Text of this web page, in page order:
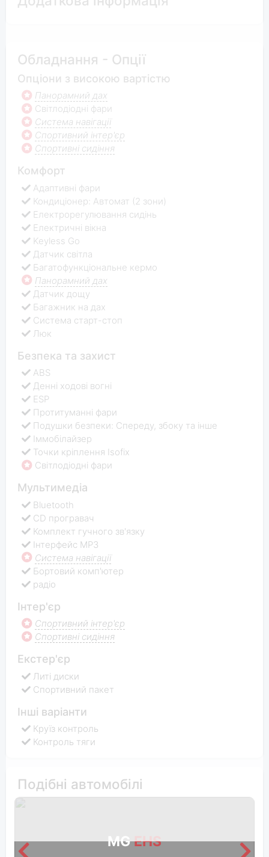
Обладнання - Опції
Опціони з високою вартістю
Панорамний дах
Світлодіодні фари
Система навігації
Спортивний інтер'єр
Спортивні сидіння
Комфорт
Адаптивні фари
Кондиціонер: Автомат (2 зони)
Електрорегулювання сидінь
Електричні вікна
Keyless Go
Датчик світла
Багатофункціональне кермо
Панорамний дах
Датчик дощу
Багажник на дах
Система старт-стоп
Люк
Безпека та захист
ABS
Денні ходові вогні
ESP
Протитуманні фари
Подушки безпеки: Спереду, збоку та інше
Іммобілайзер
Точки кріплення Isofix
Світлодіодні фари
Мультимедіа
Bluetooth
CD програвач
Комплект гучного зв'язку
Інтерфейс MP3
Система навігації
Бортовий комп'ютер
радіо
Інтер'єр
Спортивний інтер'єр
Спортивні сидіння
Екстер'єр
Литі диски
Спортивний пакет
Інші варіанти
Круїз контроль
Контроль тяги
Подібні автомобілі
MGEHS